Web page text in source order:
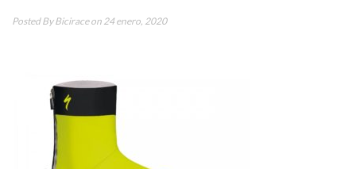
Posted ByBiciraceon 24 enero, 2020